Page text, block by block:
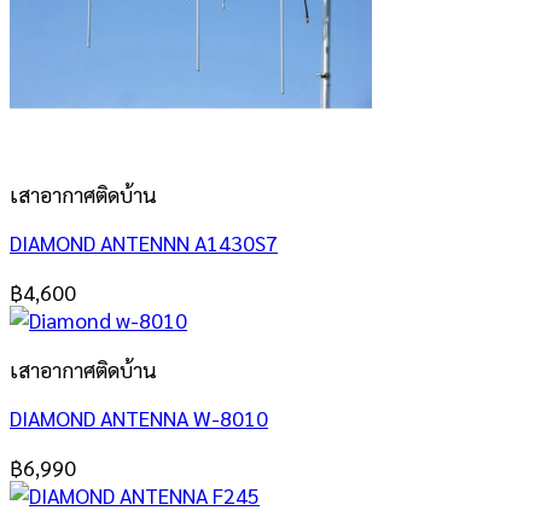
เสาอากาศติดบ้าน
DIAMOND ANTENNN A1430S7
฿4,600
เสาอากาศติดบ้าน
DIAMOND ANTENNA W-8010
฿6,990